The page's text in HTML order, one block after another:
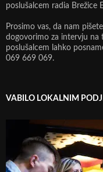
poslušalcem radia Brežice
Prosimo vas, da nam
dogovorimo za intervju na
poslušalcem lahko
069 669 069.
VABILO LOKALNIM